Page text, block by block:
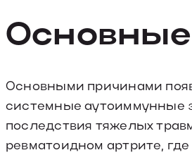
Основными причинами
системные аутоиммунные
последствия тяжелых
ревматоидном артрите,